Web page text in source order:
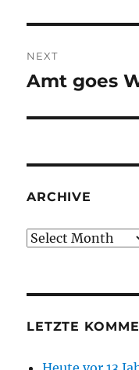
NEXT
Next
Amt goes
ARCHIVE
Archive
LETZTE